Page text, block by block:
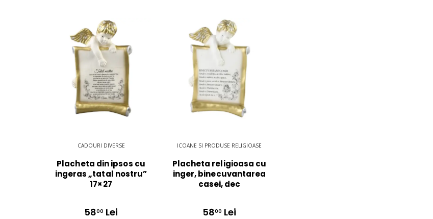
CADOURI DIVERSE
Placheta din ipsos cu
ingeras „tatal nostru”
17×27
5800 Lei
ICOANE SI PRODUSE RELIGIOASE
Placheta religioasa cu
inger, binecuvantarea
casei, dec
5800 Lei
$49.00 $49.00